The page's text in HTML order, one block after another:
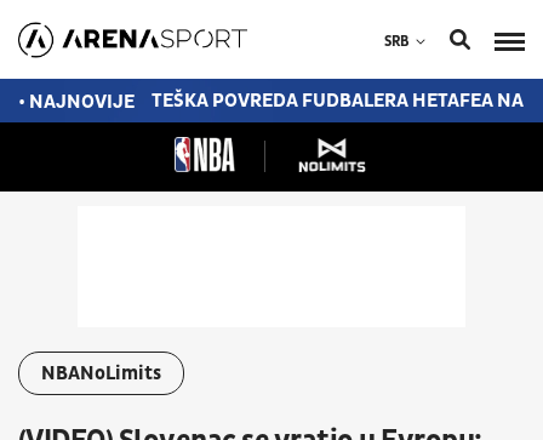
SRB
• NAJNOVIJE
POTPISOM TEŠKA POVREDA FUDBALERA HETAFEA NA
NBANoLimits